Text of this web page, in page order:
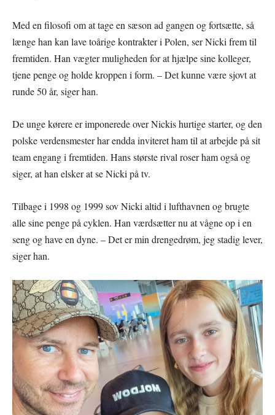
Med en filosofi om at tage en sæson ad gangen og fortsætte, så
længe han kan lave toårige kontrakter i Polen, ser Nicki frem til
fremtiden. Han vægter muligheden for at hjælpe sine kolleger,
tjene penge og holde kroppen i form. – Det kunne være sjovt at
runde 50 år, siger han.
De unge kørere er imponerede over Nickis hurtige starter, og den
polske verdensmester har endda inviteret ham til at arbejde på sit
team engang i fremtiden. Hans største rival roser ham også og
siger, at han elsker at se Nicki på tv.
Tilbage i 1998 og 1999 sov Nicki altid i lufthavnen og brugte
alle sine penge på cyklen. Han værdsætter nu at vågne op i en
seng og have en dyne. – Det er min drengedrøm, jeg stadig lever,
siger han.